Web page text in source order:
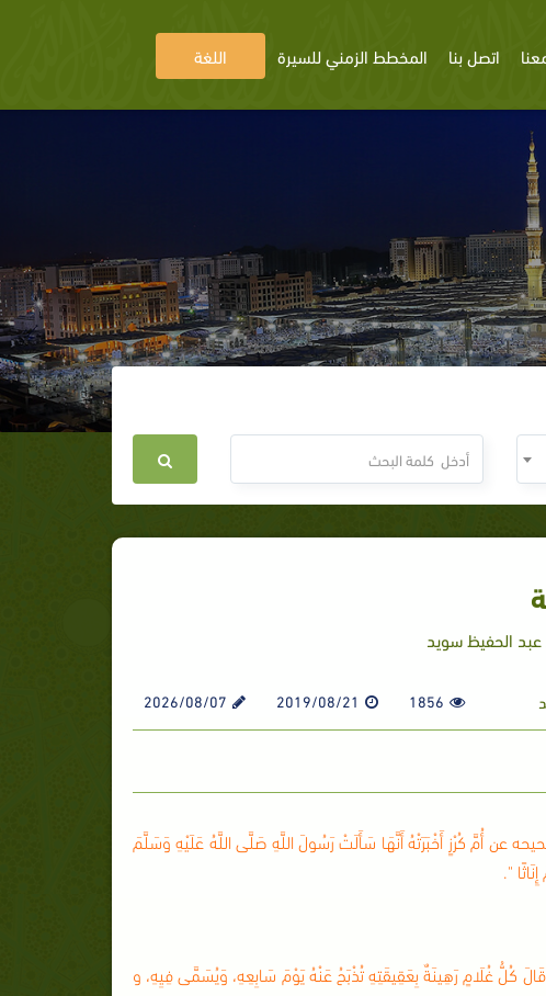
اتصل بنا المخطط الزمني للسيرة اللغة
عبد الحفيظ سويد
1856
2019/08/21
2026/08/07
عن أُمَّ كُرْزٍ أَخْبَرَتْهُ أَنَّهَا سَأَلَتْ رَسُولَ اللَّهِ صَلَّى اللَّهُ عَلَيْهِ وَسَلَّمَ
".
كُلُّ غُلَامٍ رَهِينَةٌ بِعَقِيقَتِهِ تُذْبَحُ عَنْهُ يَوْمَ سَابِعِهِ، وَيُسَمَّى فِيِهِ، و